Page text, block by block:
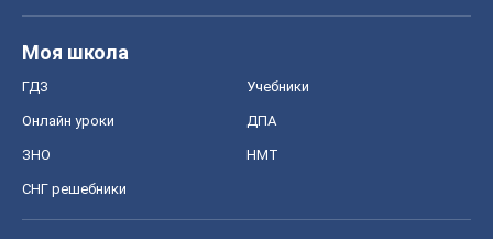
Моя школа
ГДЗ Учебники
Онлайн уроки ДПА
ЗНО НМТ
СНГ решебники